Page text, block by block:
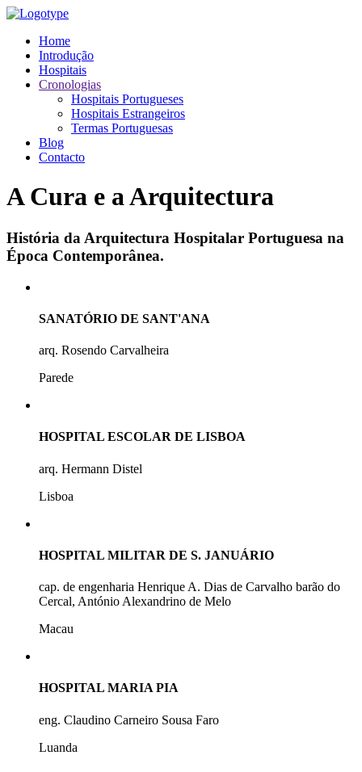
Home
Introdução
Hospitais
Cronologias
Hospitais Portugueses
Hospitais Estrangeiros
Termas Portuguesas
Blog
Contacto
A Cura e a Arquitectura
História da Arquitectura Hospitalar Portuguesa na
Época Contemporânea.
SANATÓRIO DE SANT'ANA
arq. Rosendo Carvalheira
Parede
HOSPITAL ESCOLAR DE LISBOA
arq. Hermann Distel
Lisboa
HOSPITAL MILITAR DE S. JANUÁRIO
cap. de engenharia Henrique A. Dias de Carvalho barão do
Cercal, António Alexandrino de Melo
Macau
HOSPITAL MARIA PIA
eng. Claudino Carneiro Sousa Faro
Luanda